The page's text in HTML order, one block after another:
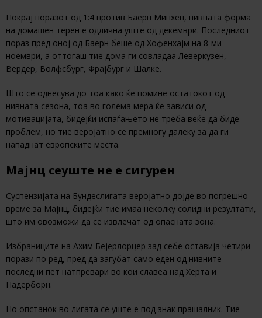
Покрај поразот од 1:4 против Баерн Минхен, нивната форма
на домашен терен е одлична уште од декември. Последниот
пораз пред оној од Баерн беше од Хофенхајм на 8-ми
ноември, а оттогаш тие дома ги совладаа Леверкузен,
Вердер, Волфсбург, Фрајбург и Шалке.
Што се однесува до тоа како ќе помине остатокот од
нивната сезона, тоа во голема мера ќе зависи од
мотивацијата, бидејќи испаѓањето не треба веќе да биде
проблем, но тие веројатно се премногу далеку за да ги
нападнат европските места.
Мајнц сеуште не е сигурен
Суспензијата на Бундеслигата веројатно дојде во погрешно
време за Мајнц, бидејќи тие имаа неколку солидни резултати,
што им овозможи да се извлечат од опасната зона.
Избраниците на Ахим Бејерлорцер зад себе оставија четири
порази по ред, пред да загубат само еден од нивните
последни пет натпревари во кои славеа над Херта и
Падерборн.
Но опстанок во лигата се уште е под знак прашалник. Тие